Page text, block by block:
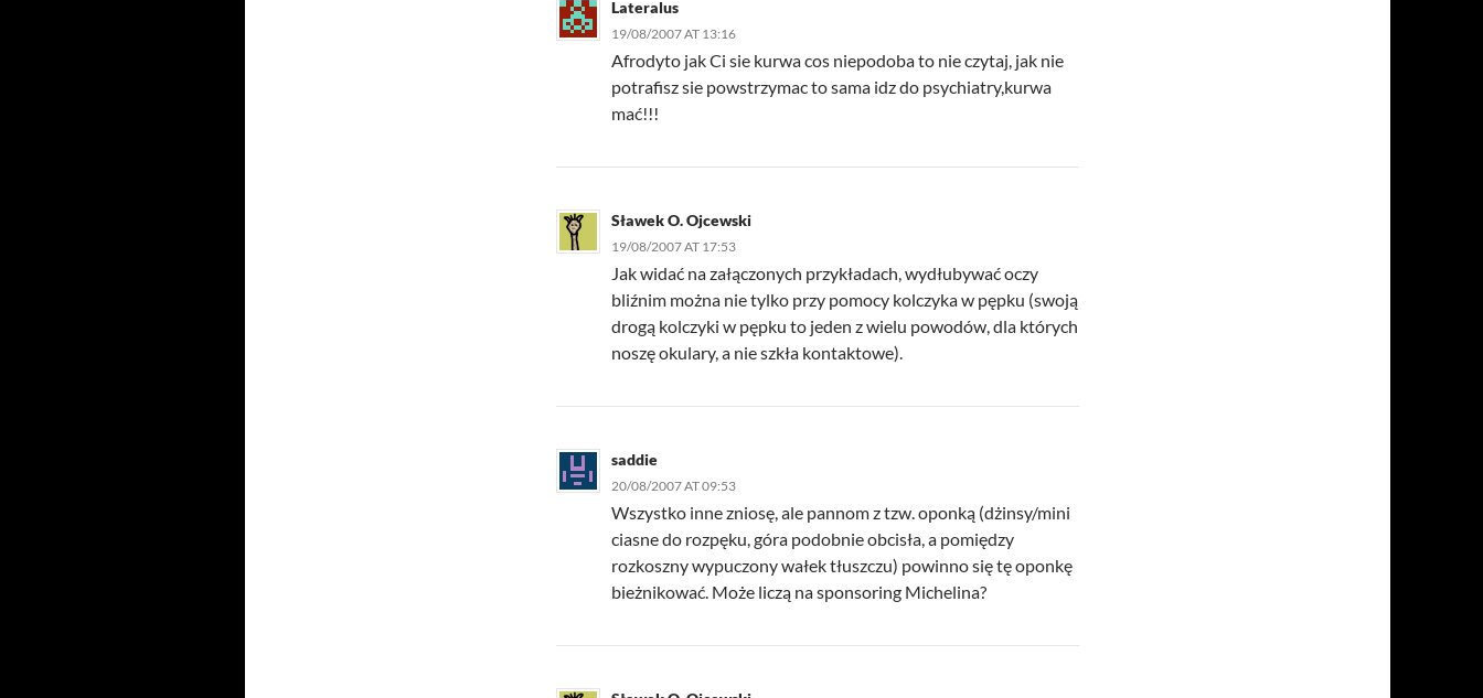
Lateralus
19/08/2007 AT 13:16
Afrodyto jak Ci sie kurwa cos niepodoba to nie czytaj, jak nie
potrafisz sie powstrzymac to sama idz do psychiatry,kurwa
mać!!!
Sławek O. Ojcewski
19/08/2007 AT 17:53
Jak widać na załączonych przykładach, wydłubywać oczy
bliźnim można nie tylko przy pomocy kolczyka w pępku (swoją
drogą kolczyki w pępku to jeden z wielu powodów, dla których
noszę okulary, a nie szkła kontaktowe).
saddie
20/08/2007 AT 09:53
Wszystko inne zniosę, ale pannom z tzw. oponką (dżinsy/mini
ciasne do rozpęku, góra podobnie obcisła, a pomiędzy
rozkoszny wypuczony wałek tłuszczu) powinno się tę oponkę
bieżnikować. Może liczą na sponsoring Michelina?